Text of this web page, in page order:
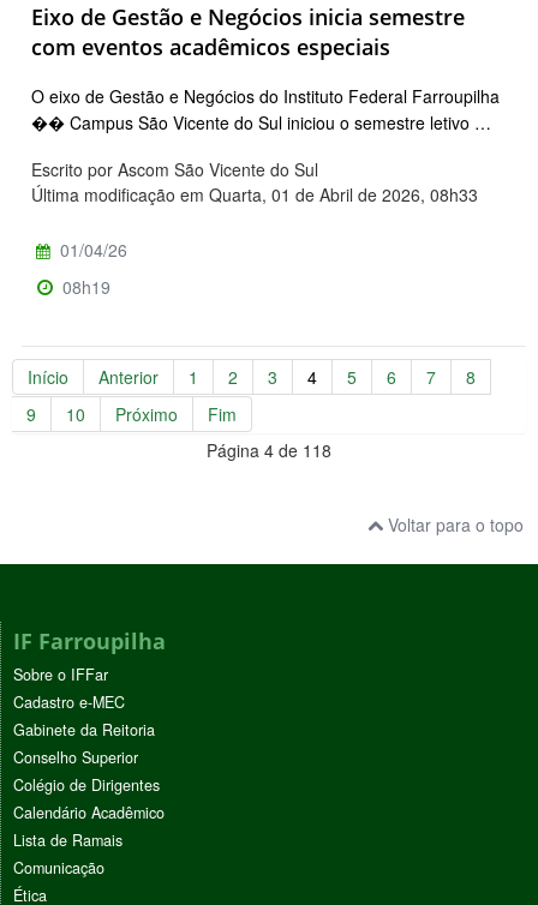
Eixo de Gestão e Negócios inicia semestre
com eventos acadêmicos especiais
O eixo de Gestão e Negócios do Instituto Federal Farroupilha
�� Campus São Vicente do Sul iniciou o semestre letivo …
Escrito por Ascom São Vicente do Sul
Última modificação em Quarta, 01 de Abril de 2026, 08h33
01/04/26
08h19
Início Anterior 1 2 3 4 5 6 7
8
9
10 Próximo
Fim
Página 4 de 118
Voltar para o topo
IF Farroupilha
Sobre o IFFar
Cadastro e-MEC
Gabinete da Reitoria
Conselho Superior
Colégio de Dirigentes
Calendário Acadêmico
Lista de Ramais
Comunicação
Ética